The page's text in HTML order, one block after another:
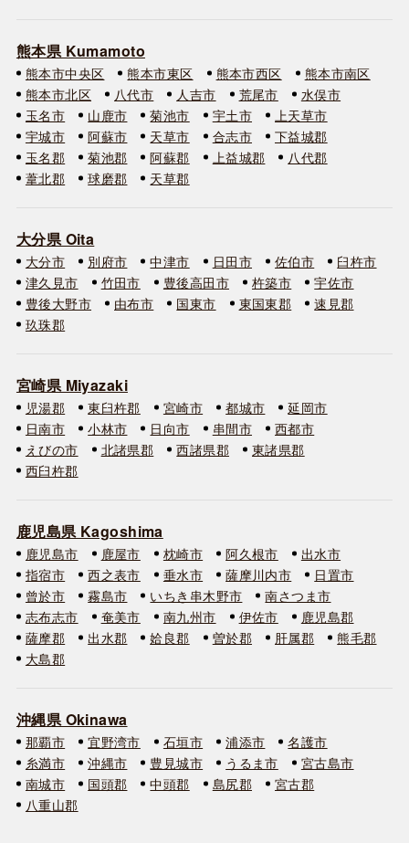
熊本県 Kumamoto
熊本市中央区 熊本市東区 熊本市西区
熊本市南区
熊本市北区
八代市 人吉市 荒尾市
水俣市
玉名市
山鹿市 菊池市 宇土市
上天草市
宇城市
阿蘇市 天草市 合志市
下益城郡
玉名郡
菊池郡 阿蘇郡 上益城郡
八代郡
葦北郡
球磨郡 天草郡
大分県 Oita
大分市 別府市 中津市 日田市 佐伯市
臼杵市
津久見市
竹田市 豊後高田市 杵築市
宇佐市
豊後大野市
由布市 国東市 東国東郡
速見郡
玖珠郡
宮崎県 Miyazaki
児湯郡 東臼杵郡 宮崎市 都城市
延岡市
日南市
小林市 日向市 串間市
西都市
えびの市
北諸県郡 西諸県郡
東諸県郡
西臼杵郡
鹿児島県 Kagoshima
鹿児島市 鹿屋市 枕崎市 阿久根市
出水市
指宿市
西之表市 垂水市 薩摩川内市
日置市
曾於市
霧島市 いちき串木野市
南さつま市
志布志市
奄美市 南九州市 伊佐市
鹿児島郡
薩摩郡
出水郡 姶良郡 曽於郡 肝属郡
熊毛郡
大島郡
沖縄県 Okinawa
那覇市 宜野湾市 石垣市 浦添市
名護市
糸満市
沖縄市 豊見城市 うるま市
宮古島市
南城市
国頭郡 中頭郡 島尻郡
宮古郡
八重山郡